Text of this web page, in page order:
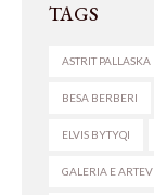
TAGS
ASTRIT PALLASKA
BESA BERBERI
ELVIS BYTYQI
GALERIA E